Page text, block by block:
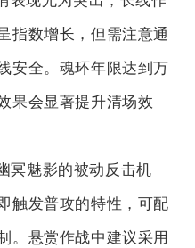
指数增长，但需注意通
安全。魂环年限达到万
果会显著提升清场效
冥魅影的被动反击机
触发普攻的特性，可配
。悬赏作战中建议采用